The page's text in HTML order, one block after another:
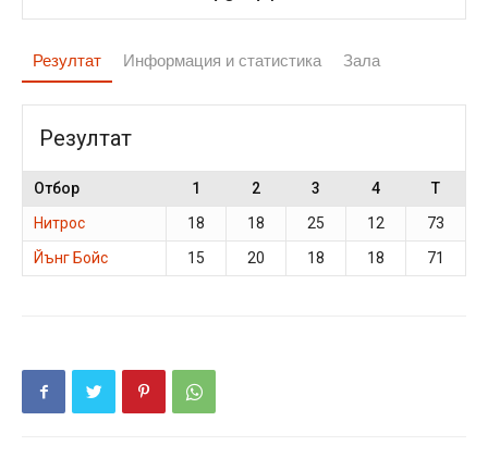
Резултат Информация и статистика Зала
Резултат
Отбор 1 2 3 4
T
Нитрос
18 18 25 12
73
Йънг Бойс
15 20 18 18 71